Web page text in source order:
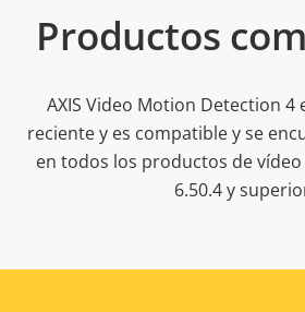
Productos
AXIS Video Motion Detection 4
reciente y es compatible y se
en todos los productos de
6.50.4 y